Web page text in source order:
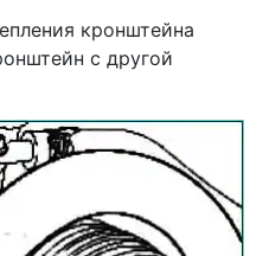
кронштейна
с другой